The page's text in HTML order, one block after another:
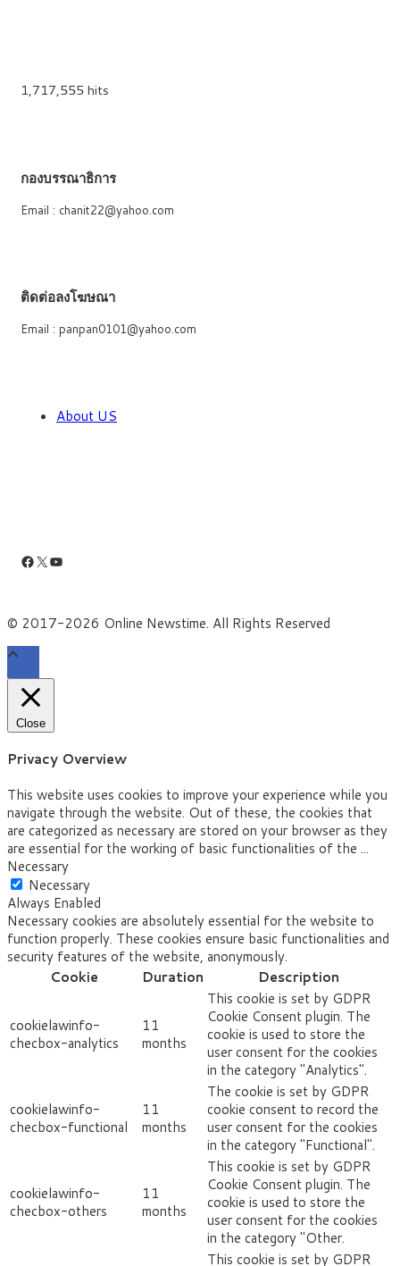
1,717,555 hits
กองบรรณาธิการ
Email : chanit22@yahoo.com
ติดต่อลงโฆษณา
Email : panpan0101@yahoo.com
About US
Facebook
X YouTube
© 2017-2026 Online Newstime. All Rights Reserved
Close
Privacy Overview
This website uses cookies to improve your experience while you
navigate through the website. Out of these, the cookies that
are categorized as necessary are stored on your browser as they
are essential for the working of basic functionalities of the ...
Necessary
Necessary
Always Enabled
Necessary cookies are absolutely essential for the website to
function properly. These cookies ensure basic functionalities and
security features of the website, anonymously.
Cookie
Duration Description
cookielawinfo-
checbox-analytics
11
months
This cookie is set by GDPR
Cookie Consent plugin. The
cookie is used to store the
user consent for the cookies
in the category "Analytics".
cookielawinfo-
checbox-functional
11
months
The cookie is set by GDPR
cookie consent to record the
user consent for the cookies
in the category "Functional".
cookielawinfo-
checbox-others
11
months
This cookie is set by GDPR
Cookie Consent plugin. The
cookie is used to store the
user consent for the cookies
in the category "Other.
This cookie is set by GDPR